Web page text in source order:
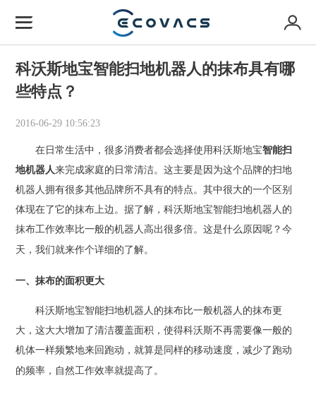
科沃斯地宝智能扫地机器人的抹布具有哪
些特点？
2016-06-29 10:56:23
在日常生活中，很多消费者都会选择使用科沃斯地宝智能扫
地机器人来完成家庭的日常清洁。这主要是因为这个品牌的扫地
机器人拥有很多其他品牌所不具有的特点。其中很大的一个区别
体现在了它的抹布上边。据了解，科沃斯地宝智能扫地机器人的
抹布工作效率比一般的机器人高出很多倍。这是什么原因呢？今
天，我们就来作个详细的了解。
一、抹布的面积更大
科沃斯地宝智能扫地机器人的抹布比一般机器人的抹布更
大，这大大增加了清洁覆盖面积，使得科沃斯不再需要像一般的
机体一样频繁地来回跑动，就算是同样的移动速度，减少了跑动
的频率，自然工作效率就提高了。